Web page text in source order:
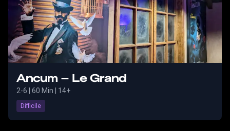
Ancum – Le Grand
2-6 60 Min | 14+
Difficile